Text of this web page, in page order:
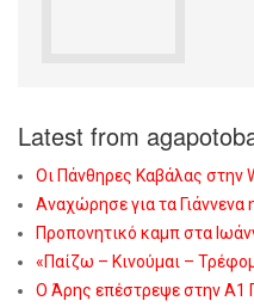
Latest from
Οι Πάνθηρες Καβάλας στην
Αναχώρησε για τα Γιάννενα
Προπονητικό καμπ στα
«Παίζω – Κινούμαι –
Ο Άρης επέστρεψε στην Α1